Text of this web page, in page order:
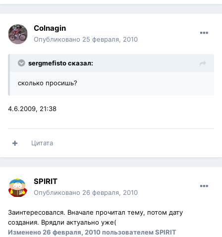
Colnagin
Опубликовано 25 февраля, 2010
sergmefisto сказал:
сколько просишь?
4.6.2009, 21:38
Цитата
SPIRIT
Опубликовано 26 февраля, 2010
Заинтересовался. Вначале прочитал тему, потом дату
создания. Врядли актуально уже(
Изменено26 февраля, 2010пользователем SPIRIT